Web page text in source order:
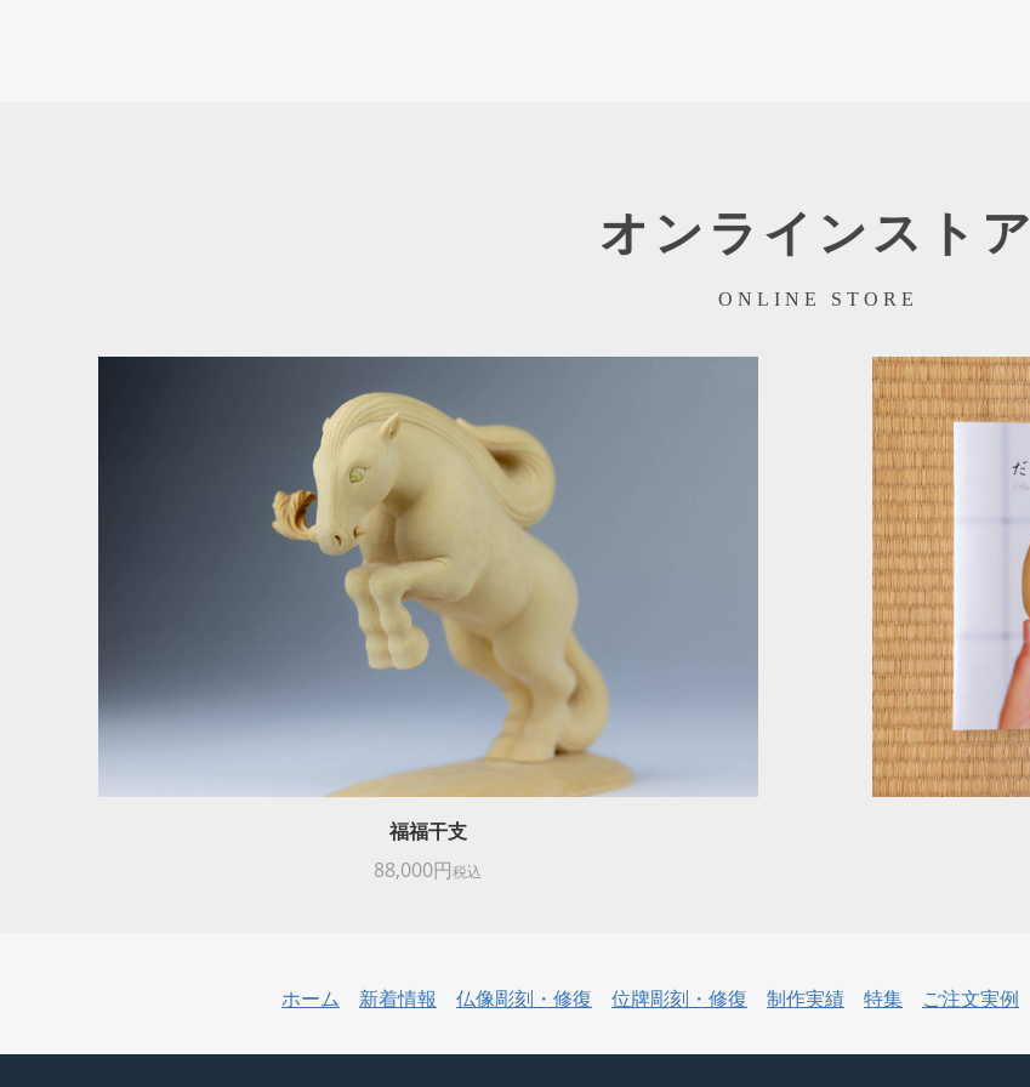
オンラインストア
ONLINE STORE
福福干支
88,000円税込
ホーム 新着情報 仏像彫刻・修復 位牌彫刻・修復 制作実績 特集 ご注文実例